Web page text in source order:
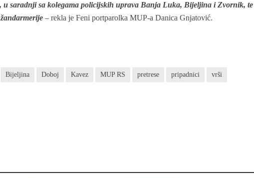
saradnji sa kolegama policijskih uprava Banja Luka, Bijeljina i Zvornik, te
– rekla je Feni portparolka MUP-a Danica Gnjatović.
Bijeljina Doboj Kavez MUP RS pretrese pripadnici vrši